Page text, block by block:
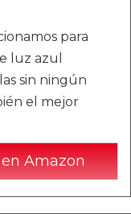
para
luz azul
sin ningún
el mejor
Amazon